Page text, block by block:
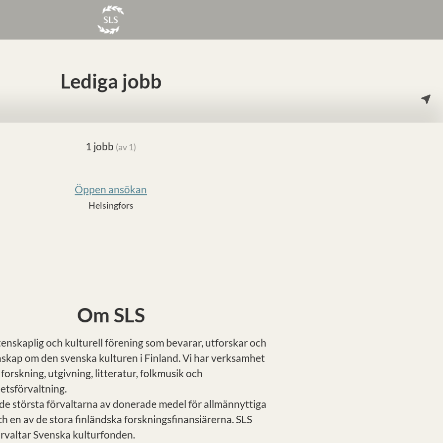
Lediga jobb
1 jobb (av 1)
Öppen ansökan
Helsingfors
Om SLS
och kulturell förening som bevarar, utforskar och
om den svenska kulturen i Finland. Vi har verksamhet
utgivning, litteratur, folkmusik och
största förvaltarna av donerade medel för allmännyttiga
en av de stora finländska forskningsfinansiärerna. SLS
Svenska kulturfonden.